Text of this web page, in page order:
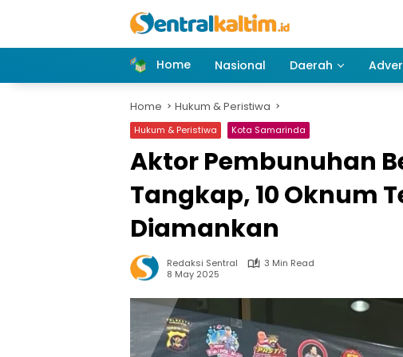
Home
Nasional Daerah
Home Hukum & Peristiwa
Hukum & Peristiwa Kota Samarinda
Aktor Pembunuhan
Tangkap, 10 Oknum
Diamankan
Redaksi Sentral
3 Min Read
8 May 2025